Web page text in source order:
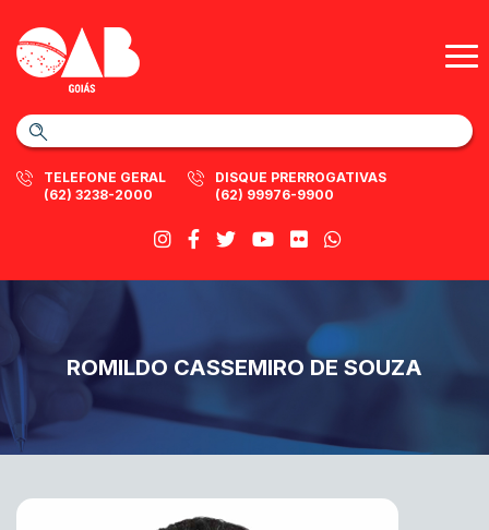
TELEFONE GERAL
(62) 3238-2000
DISQUE PRERROGATIVAS
(62) 99976-9900
ROMILDO CASSEMIRO DE SOUZA